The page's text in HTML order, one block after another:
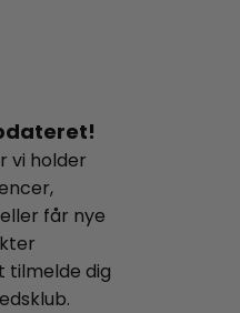
vi holder
får nye
tilmelde dig